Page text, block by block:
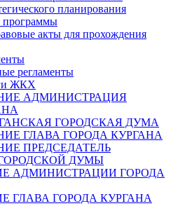
планирования
акты для прохождения
регламенты
ЖКХ
АДМИНИСТРАЦИЯ
ГОРОДСКАЯ ДУМА
ГЛАВА ГОРОДА КУРГАНА
ПРЕДСЕДАТЕЛЬ
ДУМЫ
АДМИНИСТРАЦИИ ГОРОДА
ГЛАВА ГОРОДА КУРГАНА